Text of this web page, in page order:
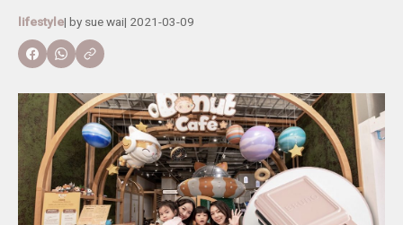
lifestyle| by sue wai| 2021-03-09